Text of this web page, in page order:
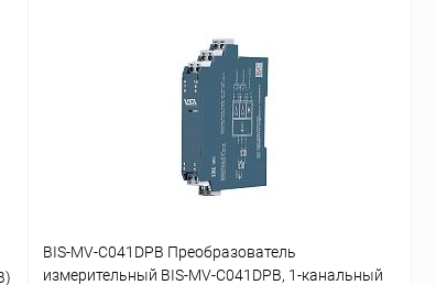
BIS-MV-C041DPB Преобразователь
измерительный BIS-MV-C041DPB, 1-канальный